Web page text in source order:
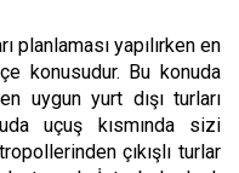
planlaması yapılırken en
konusudur. Bu konuda
uygun yurt dışı turları
uçuş kısmında sizi
çıkışlı turlar